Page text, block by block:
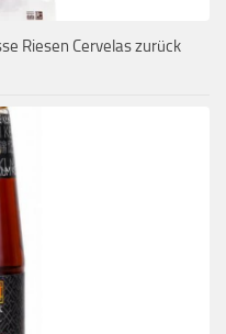
Riesen Cervelas zurück